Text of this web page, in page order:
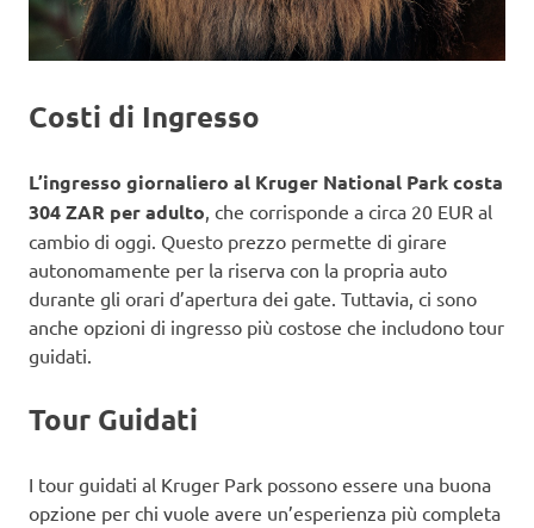
Costi di Ingresso
L’ingresso giornaliero al Kruger National Park costa
304 ZAR per adulto, che corrisponde a circa 20 EUR al
cambio di oggi. Questo prezzo permette di girare
autonomamente per la riserva con la propria auto
durante gli orari d’apertura dei gate. Tuttavia, ci sono
anche opzioni di ingresso più costose che includono tour
guidati.
Tour Guidati
I tour guidati al Kruger Park possono essere una buona
opzione per chi vuole avere un’esperienza più completa